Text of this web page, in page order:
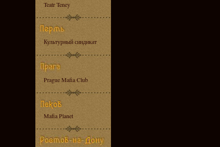
Teatr Teney
Культурный синдикат
Prague Mafia Club
Mafia Planet